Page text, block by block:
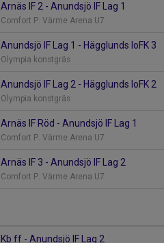
Arnäs IF 2 - Anundsjö IF Lag 1
Comfort P. Värme Arena U7
Anundsjö IF Lag 1 - Hägglunds IoFK 3
Olympia konstgräs
Anundsjö IF Lag 2 - Hägglunds IoFK 2
Olympia konstgräs
Arnäs IF Röd - Anundsjö IF Lag 1
Comfort P. Värme Arena U7
Arnäs IF 3 - Anundsjö IF Lag 2
Comfort P. Värme Arena U7
Kb ff - Anundsjö IF Lag 2